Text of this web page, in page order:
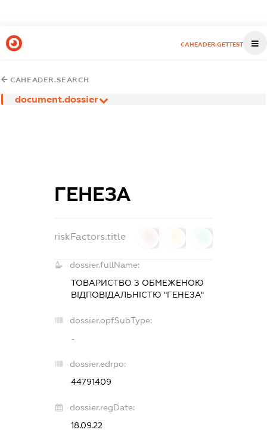
CAHEADER.GETTEST
CAHEADER.SEARCH
document.dossier
ГЕНЕЗА
riskFactors.title
dossier.fullName:
ТОВАРИСТВО З ОБМЕЖЕНОЮ
ВІДПОВІДАЛЬНІСТЮ "ГЕНЕЗА"
dossier.opfSubType:
-
dossier.edrpo:
44791409
dossier.regDate:
18.09.22